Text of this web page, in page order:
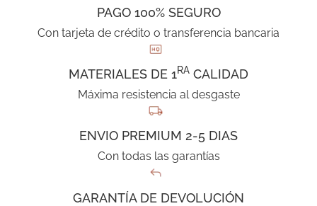
PAGO 100% SEGURO
Con tarjeta de crédito o transferencia bancaria
MATERIALES DE 1RA CALIDAD
Máxima resistencia al desgaste
ENVIO PREMIUM 2-5 DIAS
Con todas las garantías
GARANTÍA DE DEVOLUCIÓN